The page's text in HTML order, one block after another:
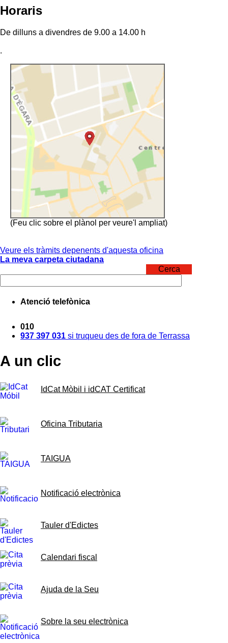
Horaris
De dilluns a divendres de 9.00 a 14.00 h
.
(Feu clic sobre el plànol per veure'l ampliat)
Veure els tràmits depenents d'aquesta oficina
La meva carpeta ciutadana
Cerca
Atenció telefònica
010
937 397 031 si truqueu des de fora de Terrassa
A un clic
IdCat Mòbil i idCAT Certificat
Oficina Tributaria
TAIGUA
Notificació electrònica
Tauler d'Edictes
Calendari fiscal
Ajuda de la Seu
Sobre la seu electrònica